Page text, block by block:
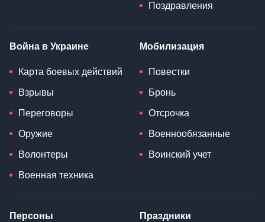
Поздравления
Война в Украине
Карта боевых действий
Взрывы
Переговоры
Оружие
Волонтеры
Военная техника
Мобилизация
Повестки
Бронь
Отсрочка
Военнообязанные
Воинский учет
Персоны Праздники